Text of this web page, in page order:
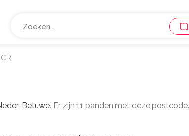
Betuwe. Er zijn 11 panden met deze postcode.